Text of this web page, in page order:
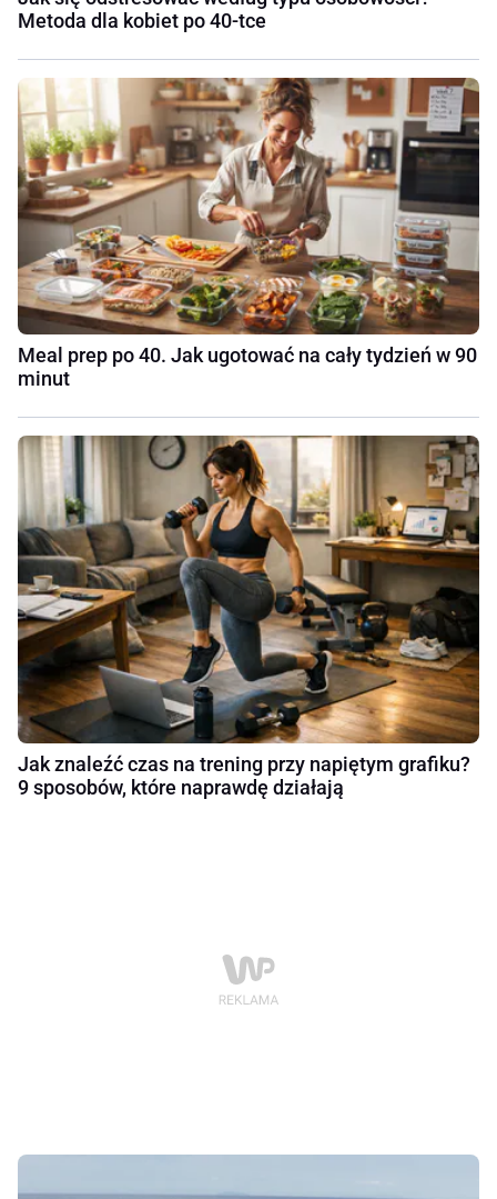
Metoda dla kobiet po 40-tce
Meal prep po 40. Jak ugotować na cały tydzień w 90
minut
Jak znaleźć czas na trening przy napiętym grafiku?
9 sposobów, które naprawdę działają